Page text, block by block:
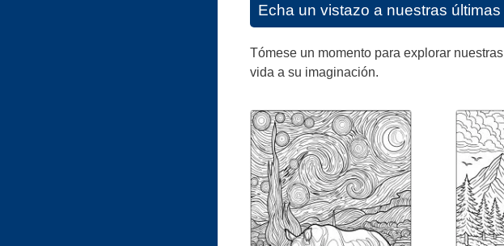
Echa un vistazo a nuestras
Tómese un momento para explorar
vida a su imaginación.